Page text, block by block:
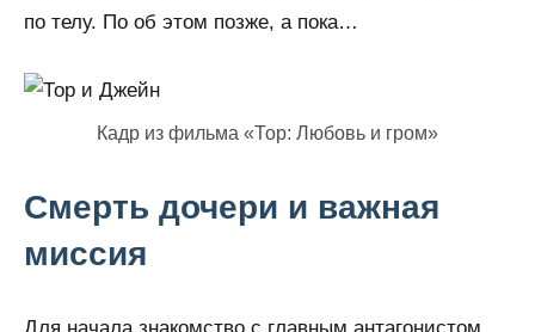
по телу. По об этом позже, а пока…
Кадр из фильма «Тор: Любовь и гром»
Смерть дочери и важная
миссия